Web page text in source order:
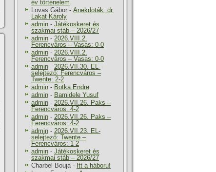
év történelem
Lovas Gábor - Anekdoták: dr.
Lakat Károly
admin - Játékoskeret és
szakmai stáb – 2026/27
admin - 2026.VIII.2.
Ferencváros – Vasas: 0-0
admin - 2026.VIII.2.
Ferencváros – Vasas: 0-0
admin - 2026.VII.30. EL-
selejtező: Ferencváros –
Twente: 2-2
admin - Botka Endre
admin - Bamidele Yusuf
admin - 2026.VII.26. Paks –
Ferencváros: 4-2
admin - 2026.VII.26. Paks –
Ferencváros: 4-2
admin - 2026.VII.23. EL-
selejtező: Twente –
Ferencváros: 1-2
admin - Játékoskeret és
szakmai stáb – 2026/27
Charbel Bouja- Itt a háboru!